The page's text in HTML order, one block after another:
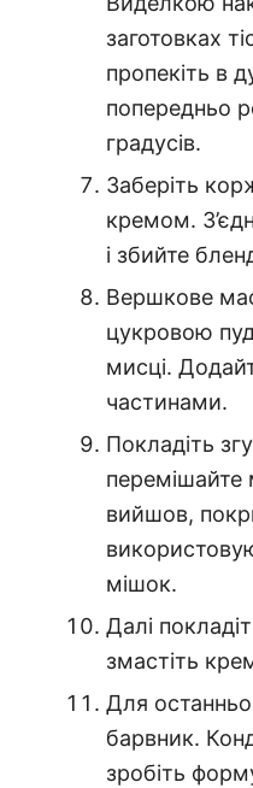
заготовках
пропекіть в
попередньо
градусів.
Заберіть
кремом.
і збийте
Вершкове
цукровою
мисці.
частинами.
Покладіть
вийшов,
мішок.
Далі
змастіть
Для
барвник.
зробіть